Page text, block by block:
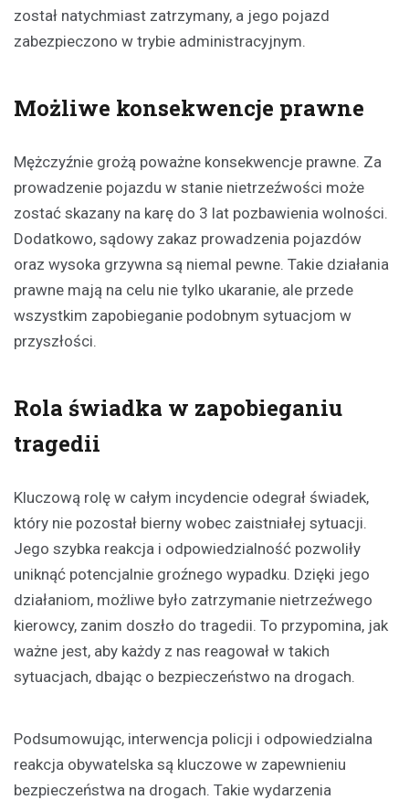
został natychmiast zatrzymany, a jego pojazd
zabezpieczono w trybie administracyjnym.
Możliwe konsekwencje prawne
Mężczyźnie grożą poważne konsekwencje prawne. Za
prowadzenie pojazdu w stanie nietrzeźwości może
zostać skazany na karę do 3 lat pozbawienia wolności.
Dodatkowo, sądowy zakaz prowadzenia pojazdów
oraz wysoka grzywna są niemal pewne. Takie działania
prawne mają na celu nie tylko ukaranie, ale przede
wszystkim zapobieganie podobnym sytuacjom w
przyszłości.
Rola świadka w zapobieganiu
tragedii
Kluczową rolę w całym incydencie odegrał świadek,
który nie pozostał bierny wobec zaistniałej sytuacji.
Jego szybka reakcja i odpowiedzialność pozwoliły
uniknąć potencjalnie groźnego wypadku. Dzięki jego
działaniom, możliwe było zatrzymanie nietrzeźwego
kierowcy, zanim doszło do tragedii. To przypomina, jak
ważne jest, aby każdy z nas reagował w takich
sytuacjach, dbając o bezpieczeństwo na drogach.
Podsumowując, interwencja policji i odpowiedzialna
reakcja obywatelska są kluczowe w zapewnieniu
bezpieczeństwa na drogach. Takie wydarzenia